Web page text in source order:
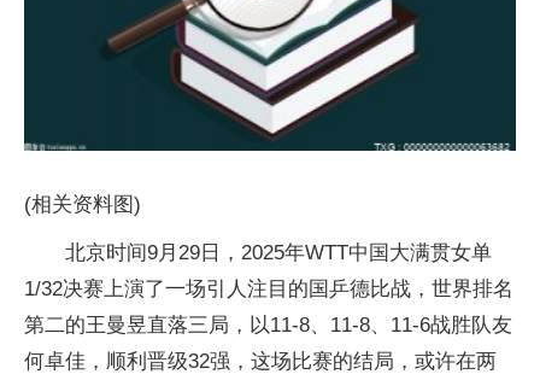
(相关资料图)
北京时间9月29日，2025年WTT中国大满贯女单
1/32决赛上演了一场引人注目的国乒德比战，世界排名
第二的王曼昱直落三局，以11-8、11-8、11-6战胜队友
何卓佳，顺利晋级32强，这场比赛的结局，或许在两